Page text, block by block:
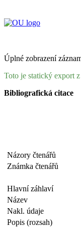
Úplné zobrazení
Toto je statický export
Bibliografická citace
Názory čtenářů
Známka čtenářů
Hlavní záhlaví
Název
Nakl. údaje
Popis (rozsah)